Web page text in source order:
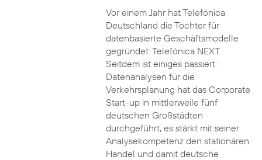
Vor einem Jahr hat Telefónica
Deutschland die Tochter für
datenbasierte Geschäftsmodelle
gegründet: Telefónica NEXT.
Seitdem ist einiges passiert:
Datenanalysen für die
Verkehrsplanung hat das Corporate
Start-up in mittlerweile fünf
deutschen Großstädten
durchgeführt, es stärkt mit seiner
Analysekompetenz den stationären
Handel und damit deutsche